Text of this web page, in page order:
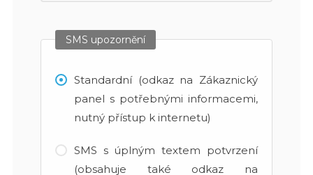
SMS upozornění
Standardní (odkaz na Zákaznický
panel s potřebnými informacemi,
nutný přístup k internetu)
SMS s úplným textem potvrzení
(obsahuje také odkaz na